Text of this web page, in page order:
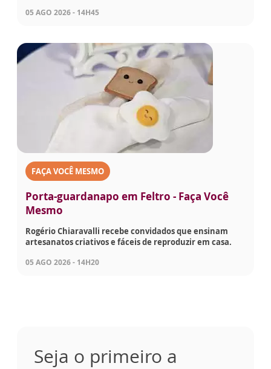
05 AGO 2026 - 14H45
FAÇA VOCÊ MESMO
Porta-guardanapo em Feltro - Faça Você
Mesmo
Rogério Chiaravalli recebe convidados que ensinam
artesanatos criativos e fáceis de reproduzir em casa.
05 AGO 2026 - 14H20
Seja o primeiro a